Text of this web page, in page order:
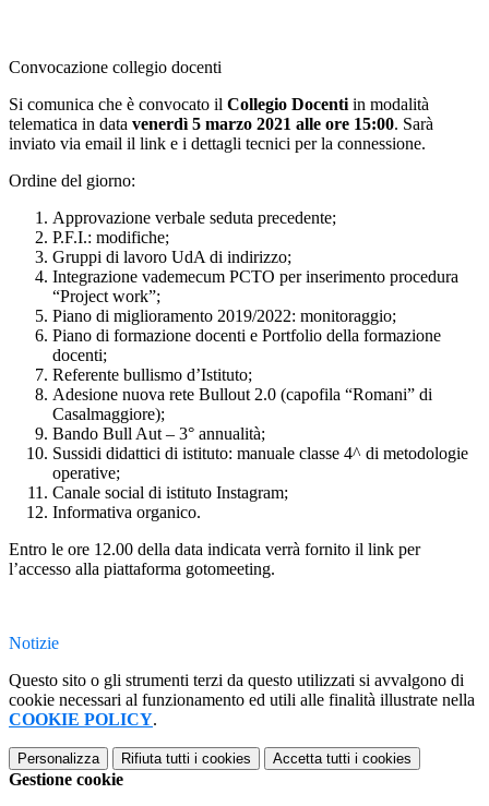
Convocazione collegio docenti
Si comunica che è convocato il Collegio Docenti in modalità
telematica in data venerdì 5 marzo 2021 alle ore 15:00. Sarà
inviato via email il link e i dettagli tecnici per la connessione.
Ordine del giorno:
Approvazione verbale seduta precedente;
P.F.I.: modifiche;
Gruppi di lavoro UdA di indirizzo;
Integrazione vademecum PCTO per inserimento procedura
“Project work”;
Piano di miglioramento 2019/2022: monitoraggio;
Piano di formazione docenti e Portfolio della formazione
docenti;
Referente bullismo d’Istituto;
Adesione nuova rete Bullout 2.0 (capofila “Romani” di
Casalmaggiore);
Bando Bull Aut – 3° annualità;
Sussidi didattici di istituto: manuale classe 4^ di metodologie
operative;
Canale social di istituto Instagram;
Informativa organico.
Entro le ore 12.00 della data indicata verrà fornito il link per
l’accesso alla piattaforma gotomeeting.
Notizie
Questo sito o gli strumenti terzi da questo utilizzati si avvalgono di
cookie necessari al funzionamento ed utili alle finalità illustrate nella
COOKIE POLICY.
Personalizza Rifiuta tutti i cookies Accetta tutti i cookies
Gestione cookie